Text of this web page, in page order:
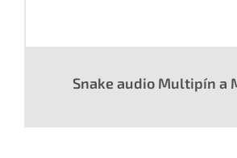
Snake audio Multipín a